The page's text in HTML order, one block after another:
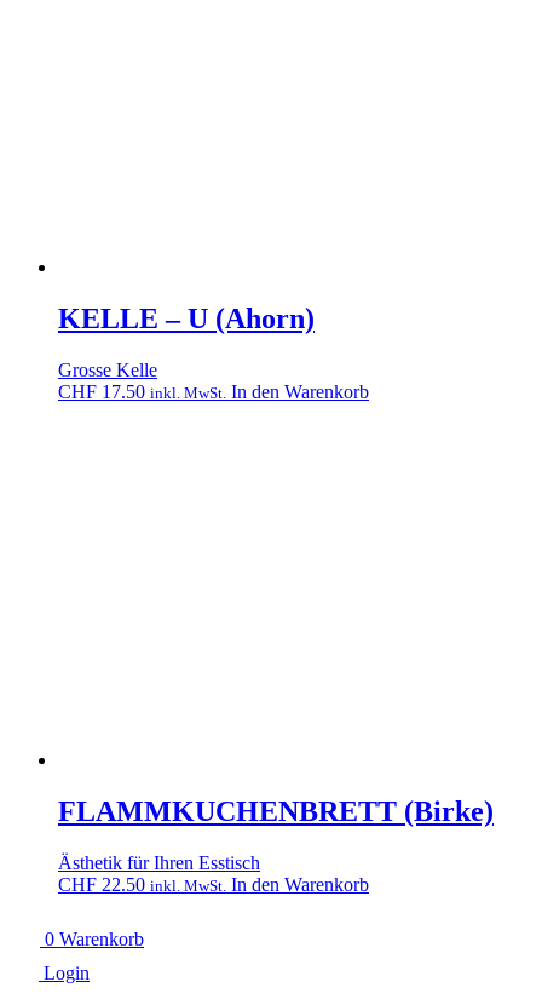
KELLE – U (Ahorn)
Grosse Kelle
CHF 17.50 inkl. MwSt. In den Warenkorb
FLAMMKUCHENBRETT (Birke)
Ästhetik für Ihren Esstisch
CHF 22.50 inkl. MwSt. In den Warenkorb
0 Warenkorb
Login